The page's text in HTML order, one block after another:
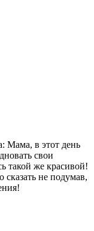
Мама, в этот день
свои
такой же красивой!
сказать не подумав,